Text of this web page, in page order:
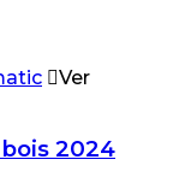
Ver
2024